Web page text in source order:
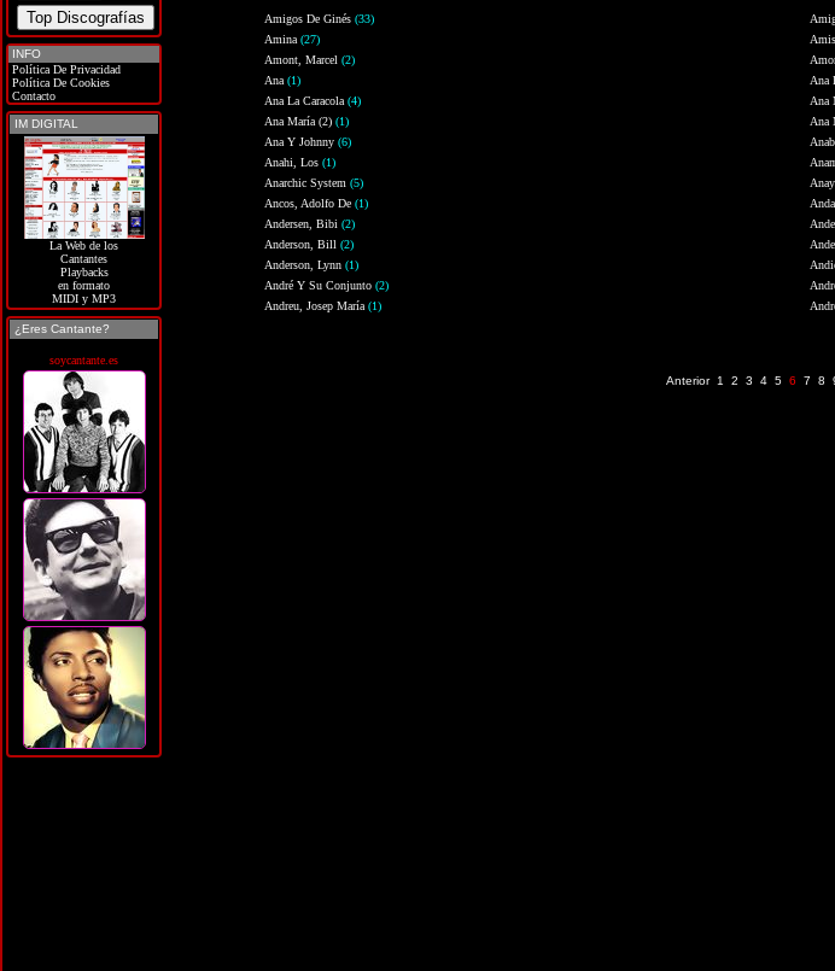
INFO
Política De Privacidad
Política De Cookies
Contacto
IM DIGITAL
La Web de los
Cantantes
Playbacks
en formato
MIDI y MP3
¿Eres Cantante?
soycantante.es
Amigos De Ginés (33)
Amina (27)
Amont, Marcel (2)
Ana (1) Ana
Ana La Caracola (4) Ana
Ana María (2) (1) Ana
Ana Y Johnny (6)
Anahi, Los (1)
Anarchic System (5)
Ancos, Adolfo De (1)
Andersen, Bibi (2)
Anderson, Bill (2)
Anderson, Lynn (1)
André Y Su Conjunto (2)
Andreu, Josep María (1)
Anterior 1 2 3 4 5 6 7 8